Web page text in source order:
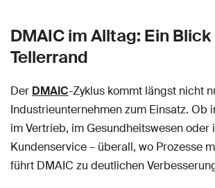
DMAIC im Alltag: Ein
Tellerrand
Der DMAIC-Zyklus kommt längst nicht
Industrieunternehmen zum Einsatz. Ob
im Vertrieb, im Gesundheitswesen oder
Kundenservice – überall, wo Prozesse
führt DMAIC zu deutlichen